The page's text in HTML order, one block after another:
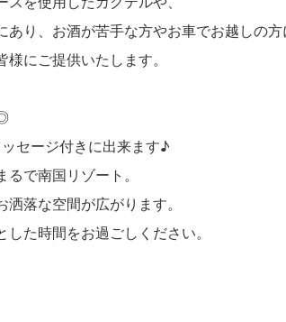
あり、お酒が苦手な方やお車でお越しの
にご提供いたします。
セージ付きに出来ます♪
で南国リゾート。
落な空間が広がります。
た時間をお過ごしください。